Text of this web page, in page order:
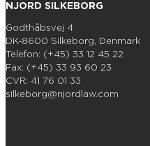
NJORD SILKEBORG
Godthåbsvej 4
DK-8600 Silkeborg, Denmark
Telefon: (+45) 33 12 45 22
Fax: (+45) 33 93 60 23
CVR: 41 76 01 33
silkeborg@njordlaw.com